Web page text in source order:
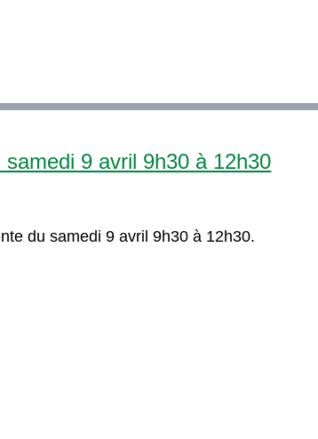
9 avril 9h30 à 12h30
du samedi 9 avril 9h30 à 12h30.